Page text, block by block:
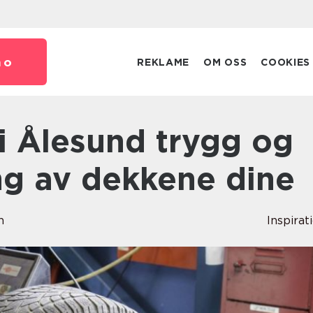
REKLAME OM OSS COOKIES
av dekkene dine